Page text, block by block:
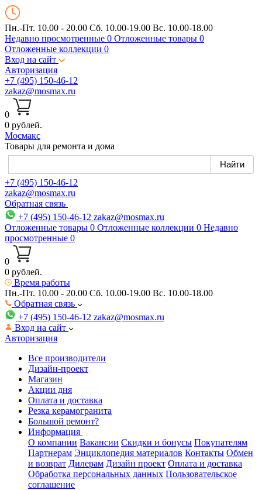
Пн.-Пт. 10.00 - 20.00 Сб. 10.00-19.00 Вс. 10.00-18.00
Недавно просмотренные 0 Отложенные товары 0
Отложенные коллекции 0
Вход на сайт
Авторизация
+7 (495) 150-46-12
zakaz@mosmax.ru
0
0 рублей.
Мосмакс
Товары для ремонта и дома
+7 (495) 150-46-12
zakaz@mosmax.ru
Обратная связь
+7 (495) 150-46-12 zakaz@mosmax.ru
Отложенные товары 0 Отложенные коллекции 0 Недавно
просмотренные 0
0
0 рублей.
Время работы
Пн.-Пт. 10.00 - 20.00 Сб. 10.00-19.00 Вс. 10.00-18.00
Обратная связь
+7 (495) 150-46-12 zakaz@mosmax.ru
Вход на сайт
Авторизация
Все производители
Дизайн-проект
Магазин
Акции дня
Оплата и доставка
Резка керамогранита
Большой ремонт?
Информация
О компании Вакансии Скидки и бонусы Покупателям
Партнерам Энциклопедия материалов Контакты Обмен
и возврат Дилерам Дизайн проект Оплата и доставка
Обработка персональных данных Пользовательское
соглашение